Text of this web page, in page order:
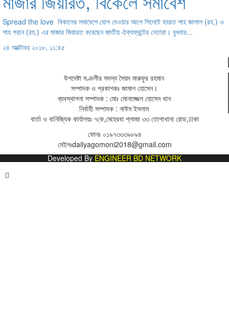
Spread the love বিকালের সমাবেশে যোগ দেওয়ার আগে সিলেটে হযরত শাহ জালাল (রহ.) ও
শাহ পরান (রহ.) এর মাজার জিয়ারত করেছেন জাতীয় ঐক্যফ্রন্টের নেতারা। বুধবার...
২৪ অক্টোবর ২০১৮, ১১:৪৫
উপদেষ্টা মণ্ডলীর সদস্য সৈয়দ মারুফুর রহমান
সম্পাদক ও প্রকাশকঃ জামাল হোসেন।
ব্যবস্থাপনা সম্পাদক : মোঃ মোনাজ্জেল হোসেন খান
নির্বাহী সম্পাদক : নাঈম ইসলাম
বার্তা ও বানিজ্যিক কার্যালয়ঃ ৭কে,মেহেরবা প্লাজা ৩৩ তোপাখানা রোড,ঢাকা
ফোনঃ ০১৯৭৩৩৩৯৮৯৪
মেইলঃdailyagomoni2018@gmail.com
Developed By ENGINEER BD NETWORK